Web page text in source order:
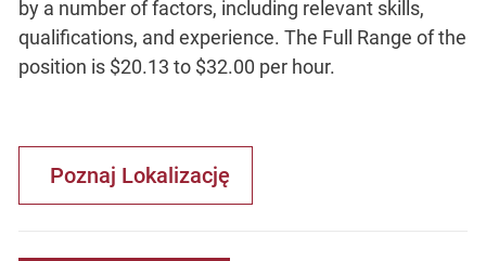
by a number of factors, including relevant skills,
qualifications, and experience. The Full Range of the
position is $20.13 to $32.00 per hour.
Poznaj Lokalizację